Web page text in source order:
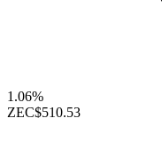
1.06%
ZEC$510.53